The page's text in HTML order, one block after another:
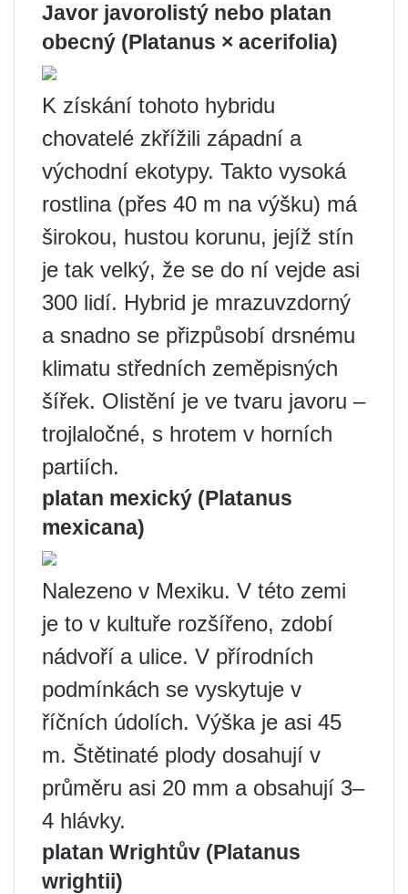
Javor javorolistý nebo platan
obecný (Platanus × acerifolia)
K získání tohoto hybridu
chovatelé zkřížili západní a
východní ekotypy. Takto vysoká
rostlina (přes 40 m na výšku) má
širokou, hustou korunu, jejíž stín
je tak velký, že se do ní vejde asi
300 lidí. Hybrid je mrazuvzdorný
a snadno se přizpůsobí drsnému
klimatu středních zeměpisných
šířek. Olistění je ve tvaru javoru –
trojlaločné, s hrotem v horních
partiích.
platan mexický (Platanus
mexicana)
Nalezeno v Mexiku. V této zemi
je to v kultuře rozšířeno, zdobí
nádvoří a ulice. V přírodních
podmínkách se vyskytuje v
říčních údolích. Výška je asi 45
m. Štětinaté plody dosahují v
průměru asi 20 mm a obsahují 3–
4 hlávky.
platan Wrightův (Platanus
wrightii)